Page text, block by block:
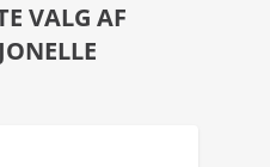
VALG AF